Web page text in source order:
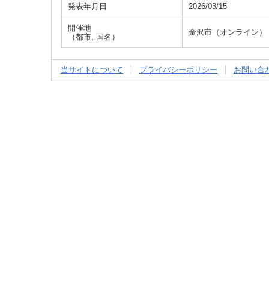
発表年月日 2026/03/15
開催地
（都市, 国名）
金沢市（オンライン）
当サイトについて プライバシーポリシー お問い合